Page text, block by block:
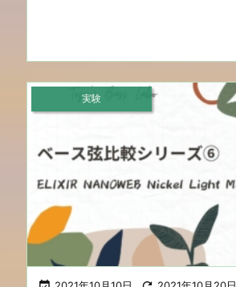
実験